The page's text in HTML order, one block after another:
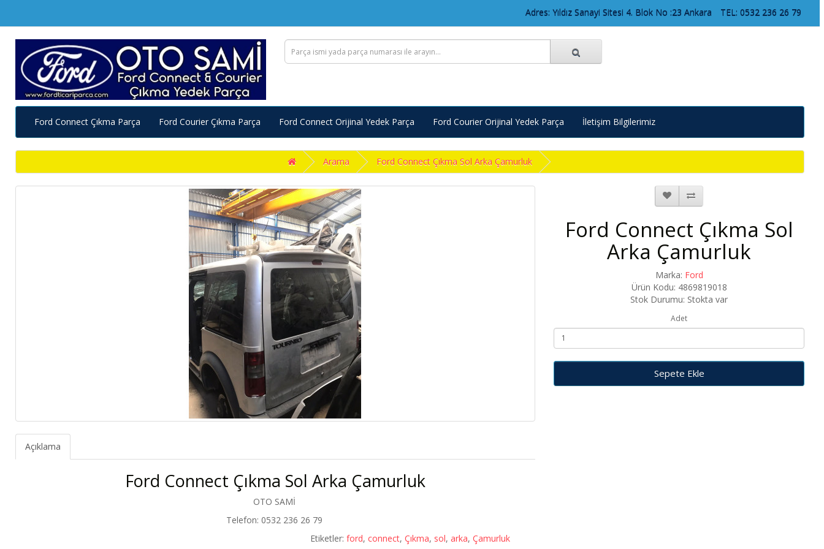
Adres: Yıldız Sanayi Sitesi 4. Blok No :23 Ankara TEL: 0532 236 26 79
Ford Connect Çıkma Parça Ford Courier Çıkma Parça Ford Connect Orijinal Yedek Parça Ford Courier Orijinal Yedek Parça İletişim Bilgilerimiz
Arama Ford Connect Çıkma Sol Arka Çamurluk
Açıklama
Ford Connect Çıkma Sol Arka Çamurluk
OTO SAMİ
Telefon: 0532 236 26 79
Ford Connect Çıkma Sol
Arka Çamurluk
Marka: Ford
Ürün Kodu: 4869819018
Stok Durumu: Stokta var
Adet
Sepete Ekle
Etiketler: ford, connect, Çıkma, sol, arka, Çamurluk